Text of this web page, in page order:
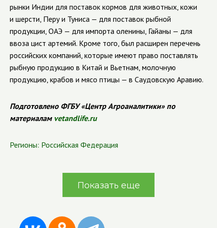
рынки Индии для поставок кормов для животных, кожи
и шерсти, Перу и Туниса — для поставок рыбной
продукции, ОАЭ — для импорта оленины, Гайаны — для
ввоза цист артемий. Кроме того, был расширен перечень
российских компаний, которые имеют право поставлять
рыбную продукцию в Китай и Вьетнам, молочную
продукцию, крабов и мясо птицы — в Саудовскую Аравию.
Подготовлено ФГБУ «Центр Агроаналитики» по
материалам vetandlife.ru
Регионы: Российская Федерация
Показать еще